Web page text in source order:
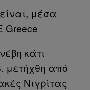
μέσα
Greece
κάτι
μετήχθη από
Νιγρίτας